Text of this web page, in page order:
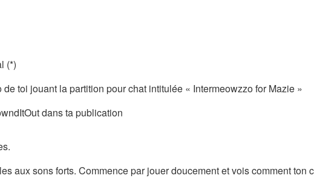
(*)
toi jouant la partition pour chat intitulée « Intermeowzzo for Mazie »
dans ta publication
aux sons forts. Commence par jouer doucement et vois comment ton